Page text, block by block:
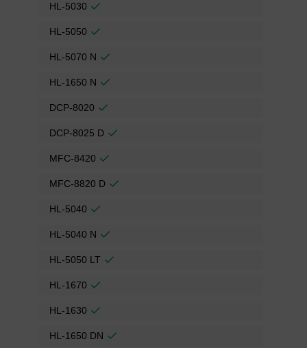
HL-5030
HL-5050
HL-5070 N
HL-1650 N
DCP-8020
DCP-8025 D
MFC-8420
MFC-8820 D
HL-5040
HL-5040 N
HL-5050 LT
HL-1670
HL-1630
HL-1650 DN